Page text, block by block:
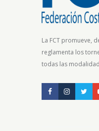
La FCT promueve,
reglamenta los
todas las